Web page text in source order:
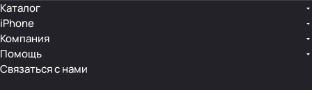
Каталог
iPhone
Компания
Помощь
Связаться с нами